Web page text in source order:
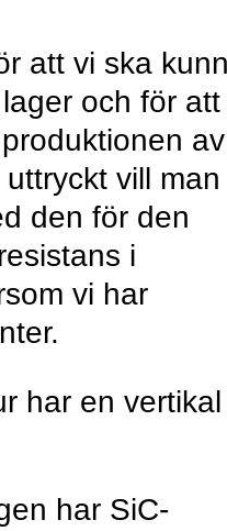
att vi ska
och för att
av
vill man
den för den
i
vi har
har en vertikal
har SiC-